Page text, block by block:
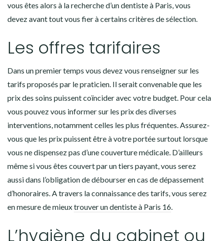
vous êtes alors à la recherche d’un dentiste à Paris, vous
devez avant tout vous fier à certains critères de sélection.
Les offres tarifaires
Dans un premier temps vous devez vous renseigner sur les
tarifs proposés par le praticien. Il serait convenable que les
prix des soins puissent coïncider avec votre budget. Pour cela
vous pouvez vous informer sur les prix des diverses
interventions, notamment celles les plus fréquentes. Assurez-
vous que les prix puissent être à votre portée surtout lorsque
vous ne dispensez pas d’une couverture médicale. D’ailleurs
même si vous êtes couvert par un tiers payant, vous serez
aussi dans l’obligation de débourser en cas de dépassement
d’honoraires. A travers la connaissance des tarifs, vous serez
en mesure de mieuxtrouver un dentiste à Paris 16.
L’hygiène du cabinet ou